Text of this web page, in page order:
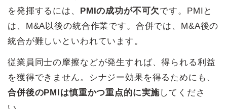
を発揮するには、 PMIの成功が不可欠です。PMIと
は、M&A以後の統合作業です。合併では、M&A後の
統合が難しいといわれています。
従業員同士の摩擦などが発生すれば、得られる利益
を獲得できません。シナジー効果を得るためにも、
合併後のPMIは慎重かつ重点的に実施してくださ